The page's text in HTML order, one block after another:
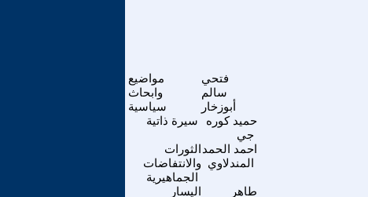
مواضيع
وابحاث
سياسية
فتحي
سالم
أبوزخار
سيرة ذاتية
حميد كوره
جي
الثورات
والانتفاضات
الجماهيرية
احمد الحمد
المندلاوي
اليسار
طاهر